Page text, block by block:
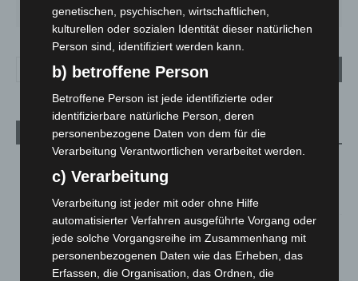
26° 34° 26 ° 23°
Aktuelle Beiträge
Werke im Jacques’ Wein-Depot Isernhagen
8. August 2026
A2: Zweite Turbobaustelle startet zwischen Hannover-West
und Bothfeld
8. August 2026
genetischen, psychischen, wirtschaftlichen,
kulturellen oder sozialen Identität dieser natürlichen
Person sind, identifiziert werden kann.
b) betroffene Person
Betroffene Person ist jede identifizierte oder
identifizierbare natürliche Person, deren
personenbezogene Daten von dem für die
Verarbeitung Verantwortlichen verarbeitet werden.
c) Verarbeitung
Verarbeitung ist jeder mit oder ohne Hilfe
automatisierter Verfahren ausgeführte Vorgang oder
jede solche Vorgangsreihe im Zusammenhang mit
personenbezogenen Daten wie das Erheben, das
Erfassen, die Organisation, das Ordnen, die